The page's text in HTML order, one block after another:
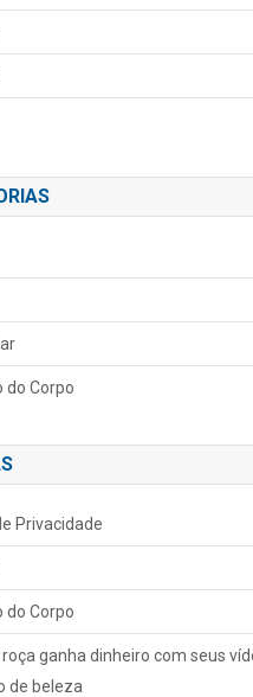
do Corpo
Privacidade
do Corpo
roça ganha dinheiro com seus
de beleza